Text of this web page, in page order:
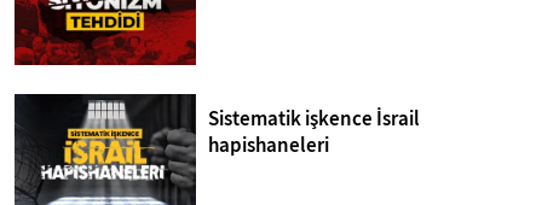
Sistematik işkence İsrail
hapishaneleri